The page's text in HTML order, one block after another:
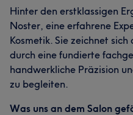
Hinter den erstklassigen
Noster, eine erfahrene
Kosmetik. Sie zeichnet
durch eine fundierte
handwerkliche Präzision
zu begleiten.
Was uns an dem Salon